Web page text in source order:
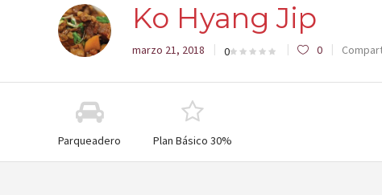
Ko Hyang Jip
marzo 21, 2018 0 0
Parqueadero Plan Básico 30%